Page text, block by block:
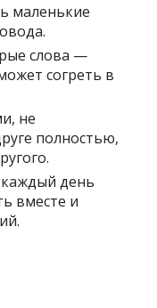
маленькие
слова —
согреть в
не
полностью,
день
вместе и